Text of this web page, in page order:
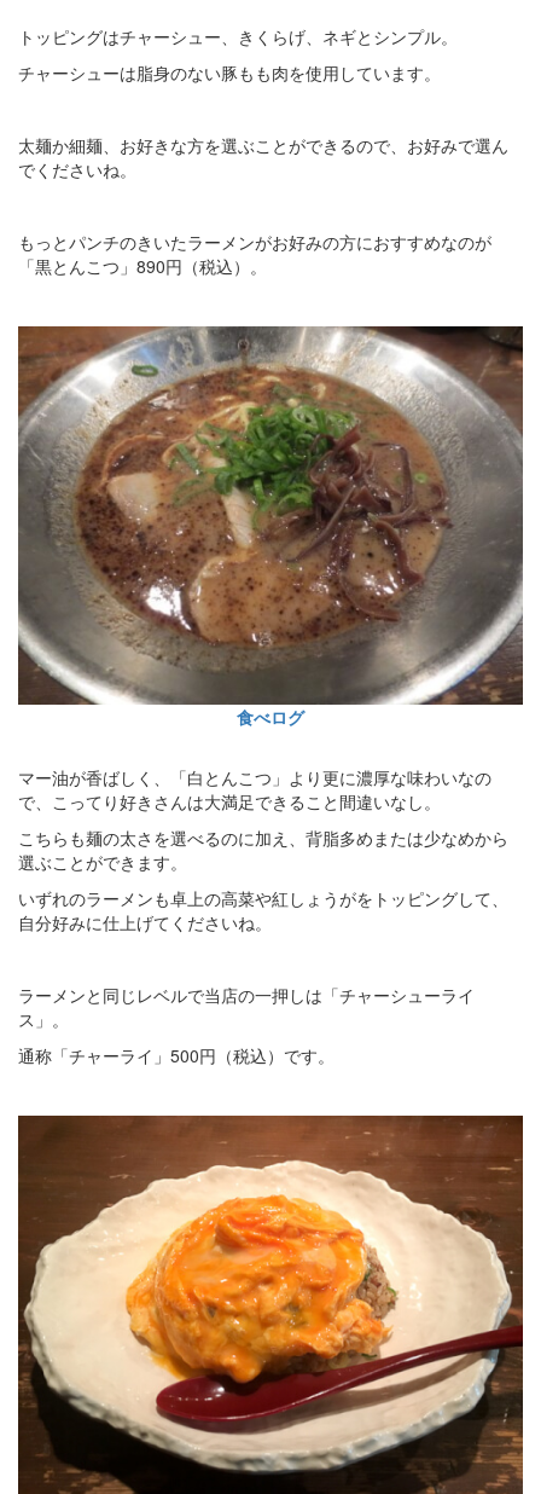
トッピングはチャーシュー、きくらげ、ネギとシンプル。
チャーシューは脂身のない豚もも肉を使用しています。
太麺か細麺、お好きな方を選ぶことができるので、お好みで選ん
でくださいね。
もっとパンチのきいたラーメンがお好みの方におすすめなのが
「黒とんこつ」890円（税込）。
食べログ
マー油が香ばしく、「白とんこつ」より更に濃厚な味わいなの
で、こってり好きさんは大満足できること間違いなし。
こちらも麺の太さを選べるのに加え、背脂多めまたは少なめから
選ぶことができます。
いずれのラーメンも卓上の高菜や紅しょうがをトッピングして、
自分好みに仕上げてくださいね。
ラーメンと同じレベルで当店の一押しは「チャーシューライ
ス」。
通称「チャーライ」500円（税込）です。